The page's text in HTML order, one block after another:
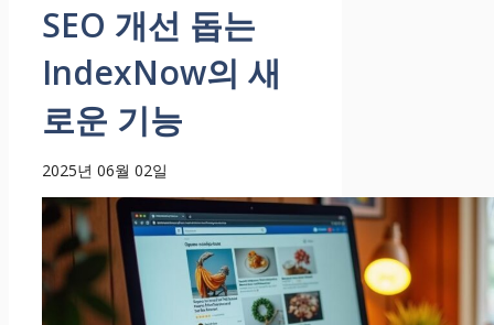
SEO 개선 돕는
IndexNow의 새
로운 기능
2025년 06월 02일